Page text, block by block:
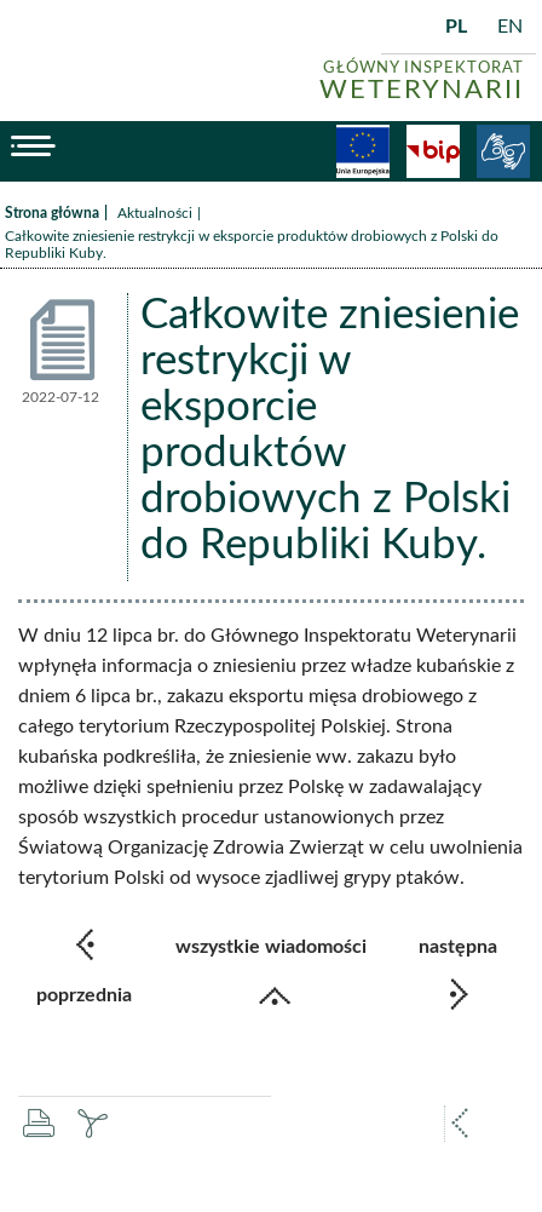
GŁÓWNY INSPEKTORAT
WETERYNARII
PL EN
BiP
Strona główna /Aktualności
Całkowite zniesienie restrykcji w eksporcie produktów drobiowych z Polski do
Republiki Kuby.
Całkowite zniesienie
restrykcji w
eksporcie
produktów
drobiowych z Polski
do Republiki Kuby.
Aktualności
2022-07-12
W dniu 12 lipca br. do Głównego Inspektoratu Weterynarii
wpłynęła informacja o zniesieniu przez władze kubańskie z
dniem 6 lipca br., zakazu eksportu mięsa drobiowego z
całego terytorium Rzeczypospolitej Polskiej. Strona
kubańska podkreśliła, że zniesienie ww. zakazu było
możliwe dzięki spełnieniu przez Polskę w zadawalający
sposób wszystkich procedur ustanowionych przez
Światową Organizację Zdrowia Zwierząt w celu uwolnienia
terytorium Polski od wysoce zjadliwej grypy ptaków.
poprzednia
wszystkie wiadomości następna
drukujzapisz